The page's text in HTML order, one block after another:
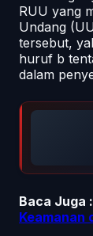
RUU yang
Undang
tersebut,
huruf b
dalam
Baca Juga :
Keamanan